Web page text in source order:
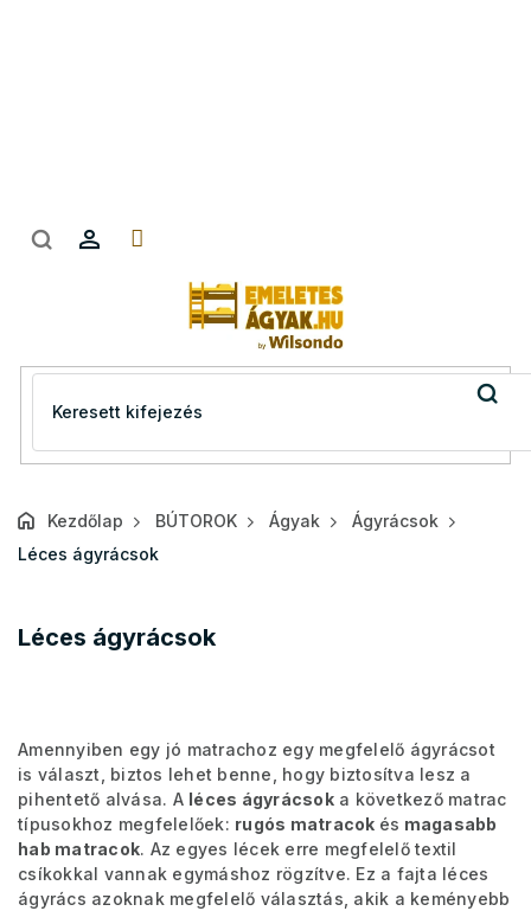
Kezdőlap BÚTOROK Ágyak
Ágyrácsok
Léces ágyrácsok
Léces ágyrácsok
Amennyiben egy jó matrachoz egy megfelelő ágyrácsot
is választ, biztos lehet benne, hogy biztosítva lesz a
pihentető alvása. A léces ágyrácsoka következő matrac
típusokhoz megfelelőek: rugós matracok és magasabb
hab matracok. Az egyes lécek erre megfelelő textil
csíkokkal vannak egymáshoz rögzítve. Ez a fajta léces
ágyrács azoknak megfelelő választás, akik a keményebb